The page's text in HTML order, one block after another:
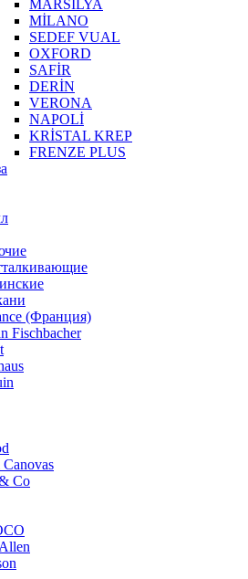
MARSİLYA
MİLANO
SEDEF VUAL
OXFORD
SAFİR
DERİN
VERONA
NAPOLİ
KRİSTAL KREP
FRENZE PLUS
(Франция)
Fischbacher
Co